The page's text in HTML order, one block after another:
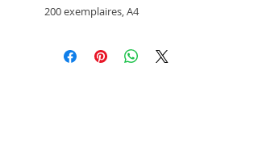
200 exemplaires, A4